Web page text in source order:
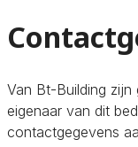
Van Bt-Building
eigenaar van dit
contactgegevens